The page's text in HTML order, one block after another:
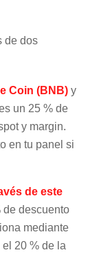
de dos
Coin (BNB) y
un 25 % de
y margin.
en tu panel si
de este
de descuento
mediante
20 % de la